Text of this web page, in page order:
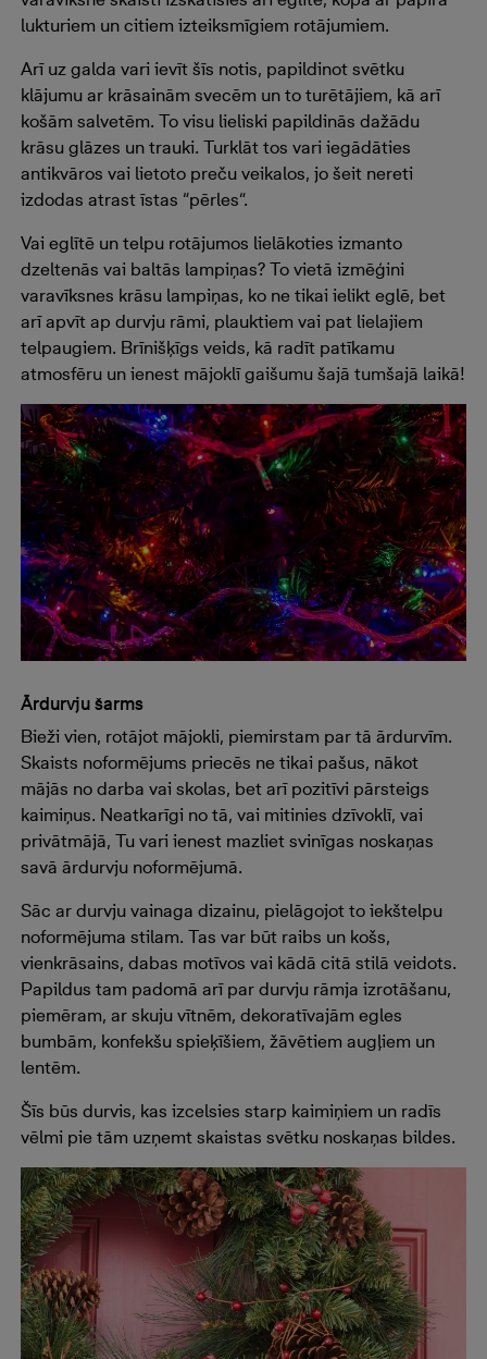
lukturiem un citiem izteiksmīgiem rotājumiem.
Arī uz galda vari ievīt šīs notis, papildinot svētku
klājumu ar krāsainām svecēm un to turētājiem, kā arī
košām salvetēm. To visu lieliski papildinās dažādu
krāsu glāzes un trauki. Turklāt tos vari iegādāties
antikvāros vai lietoto preču veikalos, jo šeit nereti
izdodas atrast īstas “pērles“.
Vai eglītē un telpu rotājumos lielākoties izmanto
dzeltenās vai baltās lampiņas? To vietā izmēģini
varavīksnes krāsu lampiņas, ko ne tikai ielikt eglē, bet
arī apvīt ap durvju rāmi, plauktiem vai pat lielajiem
telpaugiem. Brīnišķīgs veids, kā radīt patīkamu
atmosfēru un ienest mājoklī gaišumu šajā tumšajā laikā!
Ārdurvju šarms
Bieži vien, rotājot mājokli, piemirstam par tā ārdurvīm.
Skaists noformējums priecēs ne tikai pašus, nākot
mājās no darba vai skolas, bet arī pozitīvi pārsteigs
kaimiņus. Neatkarīgi no tā, vai mitinies dzīvoklī, vai
privātmājā, Tu vari ienest mazliet svinīgas noskaņas
savā ārdurvju noformējumā.
Sāc ar durvju vainaga dizainu, pielāgojot to iekštelpu
noformējuma stilam. Tas var būt raibs un košs,
vienkrāsains, dabas motīvos vai kādā citā stilā veidots.
Papildus tam padomā arī par durvju rāmja izrotāšanu,
piemēram, ar skuju vītnēm, dekoratīvajām egles
bumbām, konfekšu spieķīšiem, žāvētiem augļiem un
lentēm.
Šīs būs durvis, kas izcelsies starp kaimiņiem un radīs
vēlmi pie tām uzņemt skaistas svētku noskaņas bildes.